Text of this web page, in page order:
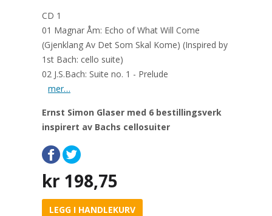
CD 1
01 Magnar Åm: Echo of What Will Come
(Gjenklang Av Det Som Skal Kome) (Inspired by
1st Bach: cello suite)
02 J.S.Bach: Suite no. 1 - Prelude
mer…
Ernst Simon Glaser med 6 bestillingsverk
inspirert av Bachs cellosuiter
kr 198,75
LEGG I HANDLEKURV